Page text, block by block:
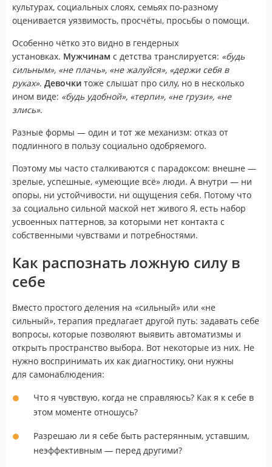
культурах, социальных слоях, семьях по-разному
оценивается уязвимость, просчёты, просьбы о помощи.
Особенно чётко это видно в гендерных
установках. Мужчинам с детства транслируется: «будь
сильным», «не плачь», «не жалуйся», «держи себя в
руках». Девочки тоже слышат про силу, но в несколько
ином виде: «будь удобной», «терпи», «не грузи», «не
злись».
Разные формы — один и тот же механизм: отказ от
подлинного в пользу социально одобряемого.
Поэтому мы часто сталкиваются с парадоксом: внешне —
зрелые, успешные, «умеющие всё» люди. А внутри — ни
опоры, ни устойчивости, ни ощущения себя. Потому что
за социально сильной маской нет живого Я, есть набор
усвоенных паттернов, за которыми нет контакта с
собственными чувствами и потребностями.
Как распознать ложную силу в
себе
Вместо простого деления на «сильный» или «не
сильный», терапия предлагает другой путь: задавать себе
вопросы, которые позволяют выявить автоматизмы и
открыть пространство выбора. Вот некоторые из них. Не
нужно воспринимать их как диагностику, они нужны
для самонаблюдения:
Что я чувствую, когда не справляюсь? Как я к себе в
этом моменте отношусь?
Разрешаю ли я себе быть растерянным, уставшим,
неэффективным — перед другими?